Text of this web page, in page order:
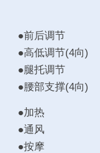
●前后调节
●高低调节(4向)
●腿托调节
●腰部支撑(4向)
●加热
●通风
●按摩